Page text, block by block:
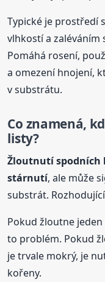
Typické je prostředí
vlhkostí a
Pomáhá rosení,
a omezení hnojení,
v substrátu.
Co znamená,
listy?
Žloutnutí spodních
stárnutí, ale může
substrát.
Pokud žloutne
to problém. Pokud
je trvale mokrý, je
kořeny.